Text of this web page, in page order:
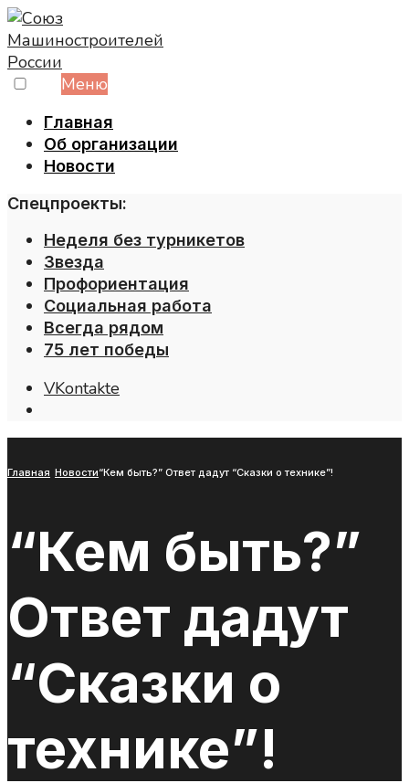
Skip
to
content
Меню
Главная
Об организации
Новости
Спецпроекты:
Неделя без турникетов
Звезда
Профориентация
Социальная работа
Всегда рядом
75 лет победы
VKontakte
Главная Новости“Кем быть?” Ответ дадут “Сказки о технике”!
“Кем быть?”
Ответ дадут
“Сказки о
технике”!